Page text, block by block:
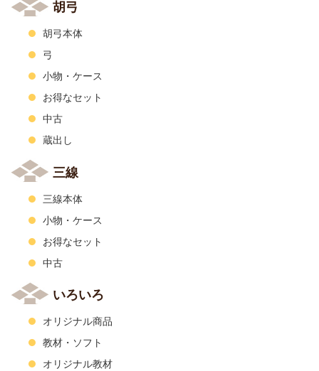
胡弓
胡弓本体
弓
小物・ケース
お得なセット
中古
蔵出し
三線
三線本体
小物・ケース
お得なセット
中古
いろいろ
オリジナル商品
教材・ソフト
オリジナル教材